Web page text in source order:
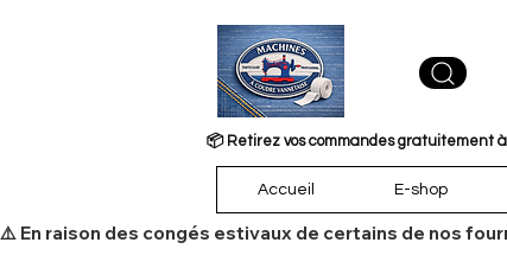
📦 Retirez vos commandes gratuitement
Accueil E-shop
​⚠️ En raison des congés estivaux de certains de nos